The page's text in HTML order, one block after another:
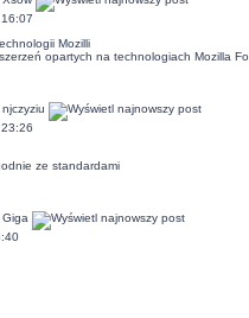
Mozilli
opartych na technologiach Mozilla
njczyziu
ze standardami
Giga